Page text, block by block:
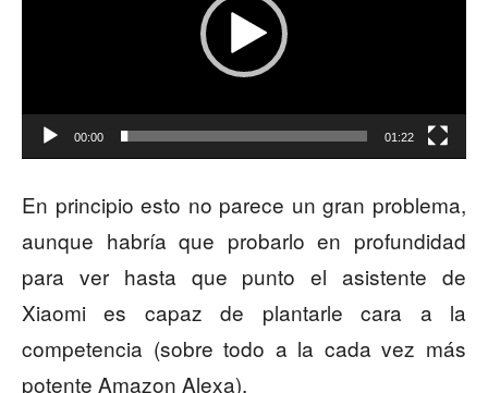
00:00 01:22
En principio esto no parece un gran problema,
aunque habría que probarlo en profundidad
para ver hasta que punto el asistente de
Xiaomi es capaz de plantarle cara a la
competencia (sobre todo a la cada vez más
potente Amazon Alexa).